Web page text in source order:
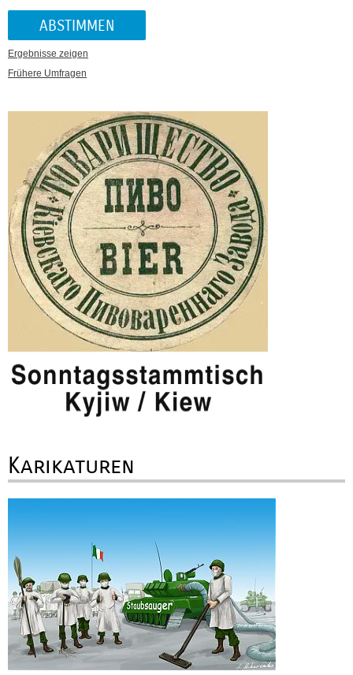
Ergebnisse zeigen
Frühere Umfragen
Karikaturen